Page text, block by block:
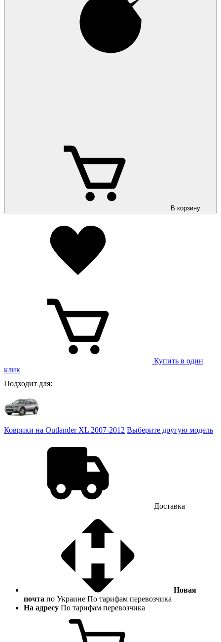
В корзину
Купить в один
клик
Подходит для:
Коврики на Outlander XL 2007-2012 Выберите другую модель
Доставка
Новая
почта по Украине По тарифам перевозчика
На адресу По тарифам перевозчика